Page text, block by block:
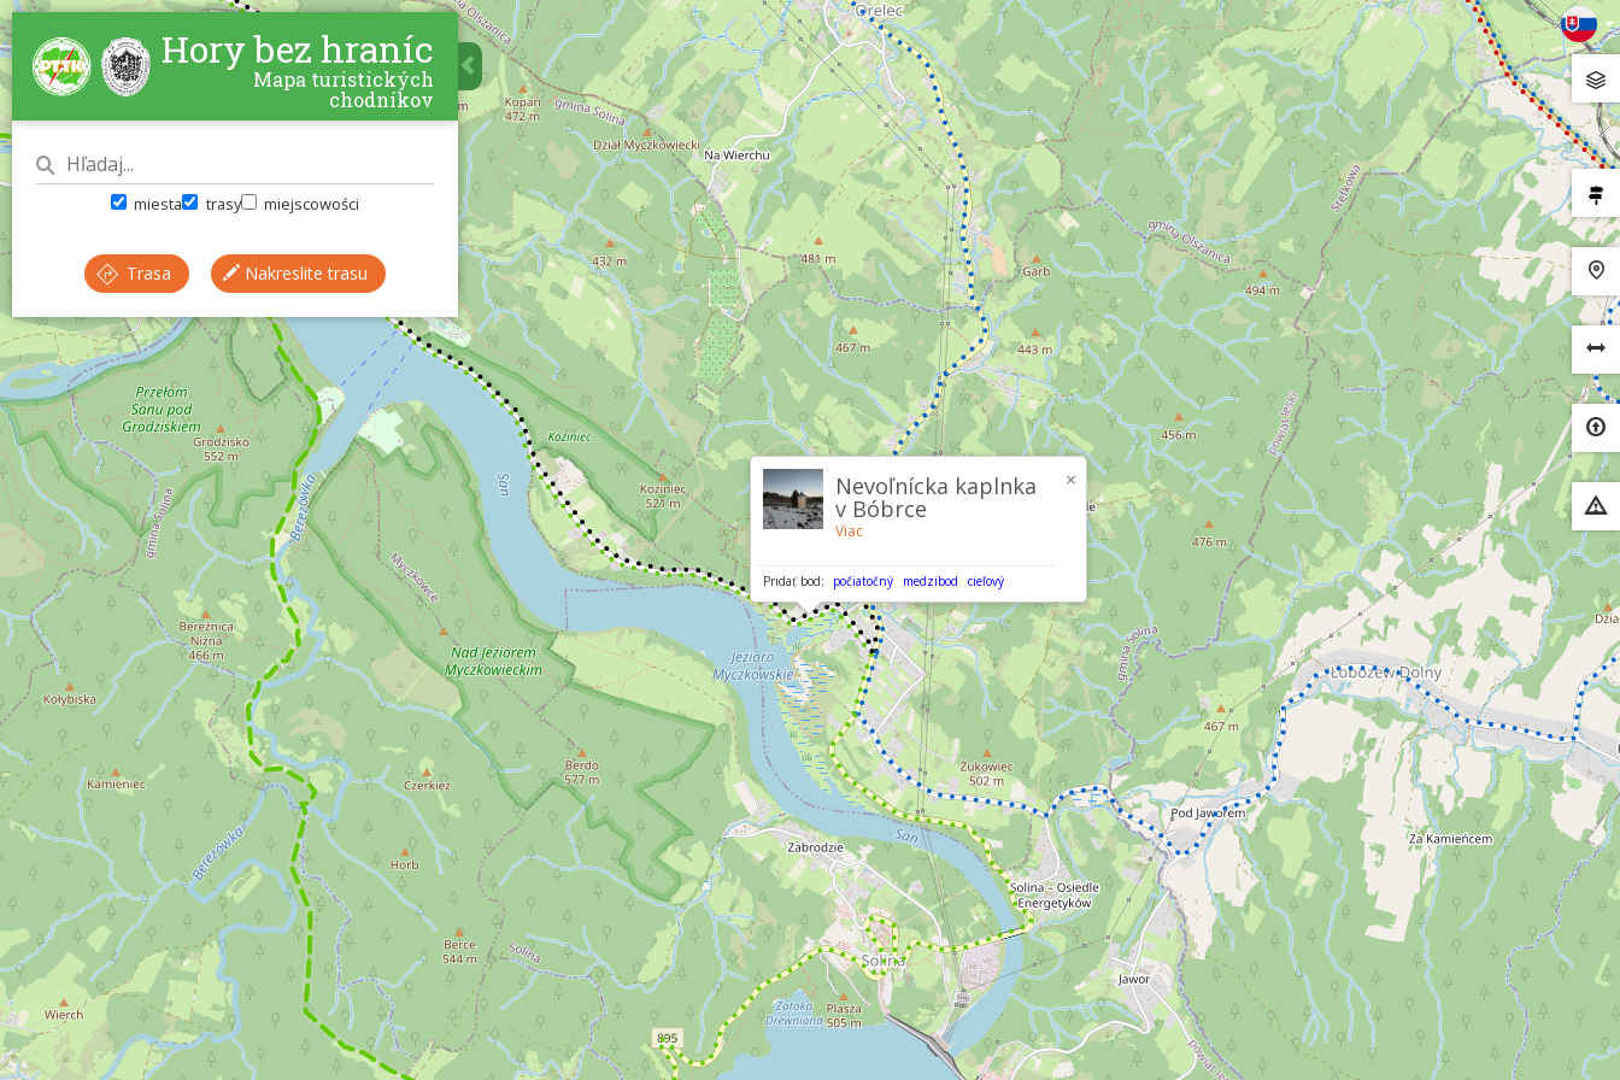
×
Nevoľnícka kaplnka
v Bóbrce
Viac
Pridať bod: počiatočný medzibod cieľový
Hory bez hraníc
Mapa turistických
chodníkov
miesta trasy miejscowości
Trasa Nakreslite trasu